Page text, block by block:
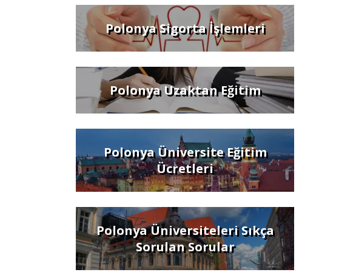
Polonya Sigorta İşlemleri
Polonya Uzaktan Eğitim
Polonya Üniversite Eğitim
Ücretleri
Polonya Üniversiteleri Sıkça
Sorulan Sorular